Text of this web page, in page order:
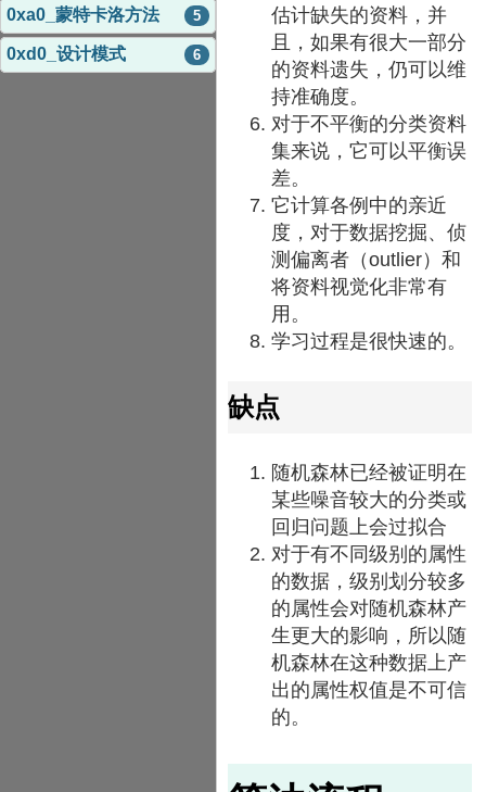
0xa0_蒙特卡洛方法 5
0xd0_设计模式 6
估计缺失的资料，并
且，如果有很大一部分
的资料遗失，仍可以维
持准确度。
对于不平衡的分类资料
集来说，它可以平衡误
差。
它计算各例中的亲近
度，对于数据挖掘、侦
测偏离者（outlier）和
将资料视觉化非常有
用。
学习过程是很快速的。
缺点
随机森林已经被证明在
某些噪音较大的分类或
回归问题上会过拟合
对于有不同级别的属性
的数据，级别划分较多
的属性会对随机森林产
生更大的影响，所以随
机森林在这种数据上产
出的属性权值是不可信
的。